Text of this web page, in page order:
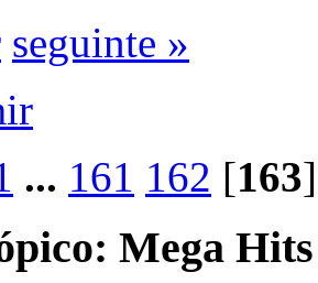
seguinte »
... 161 162 [163
Mega